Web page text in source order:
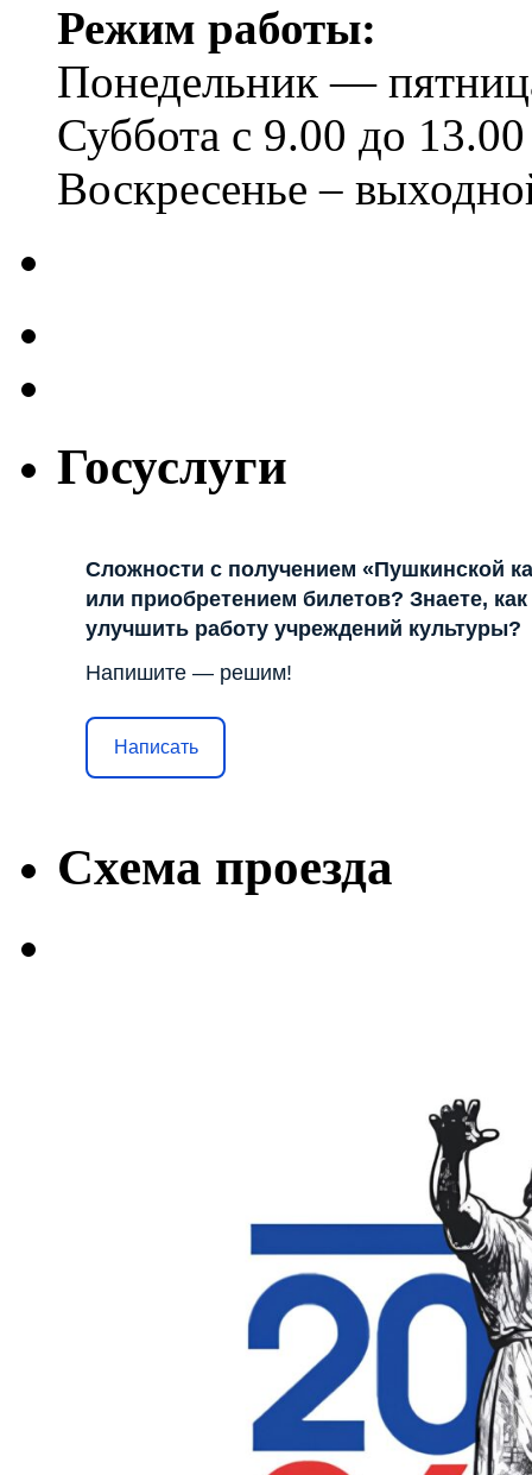
Режим работы:
Понедельник —
Суббота с 9.00 до 13.00
Воскресенье –
Госуслуги
Сложности с получением «Пушкинской
или приобретением билетов? Знаете, как
улучшить работу учреждений культуры?
Напишите — решим!
Написать
Схема проезда